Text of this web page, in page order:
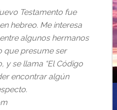
Testamento fue
hebreo. Me interesa
algunos hermanos
que presume ser
y se llama “El Código
encontrar algún